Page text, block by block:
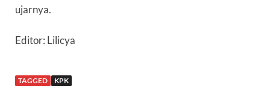
ujarnya.
Editor: Lilicya
TAGGED KPK